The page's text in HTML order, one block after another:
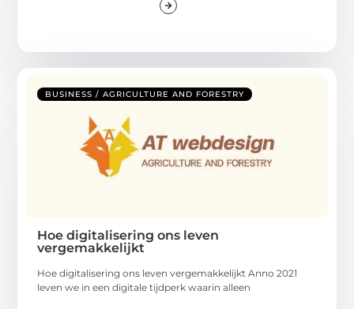
BUSINESS / AGRICULTURE AND FORESTRY
Hoe digitalisering ons leven
vergemakkelijkt
Hoe digitalisering ons leven vergemakkelijkt Anno 2021
leven we in een digitale tijdperk waarin alleen